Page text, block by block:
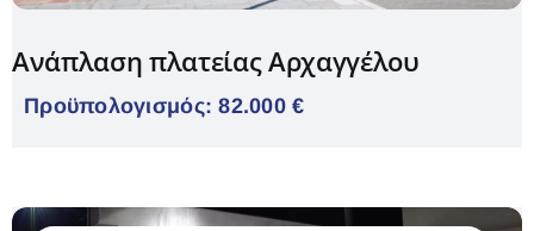
Ανάπλαση πλατείας Αρχαγγέλου
Προϋπολογισμός: 82.000 €